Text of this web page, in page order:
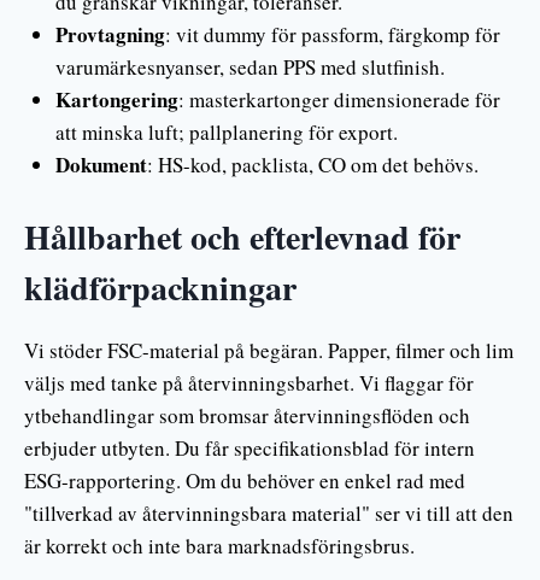
Provtagning: vit dummy för passform, färgkomp för
varumärkesnyanser, sedan PPS med slutfinish.
Kartongering: masterkartonger dimensionerade för
att minska luft; pallplanering för export.
Dokument: HS-kod, packlista, CO om det behövs.
Hållbarhet och efterlevnad för
klädförpackningar
Vi stöder FSC-material på begäran. Papper, filmer och lim
väljs med tanke på återvinningsbarhet. Vi flaggar för
ytbehandlingar som bromsar återvinningsflöden och
erbjuder utbyten. Du får specifikationsblad för intern
ESG-rapportering. Om du behöver en enkel rad med
"tillverkad av återvinningsbara material" ser vi till att den
är korrekt och inte bara marknadsföringsbrus.